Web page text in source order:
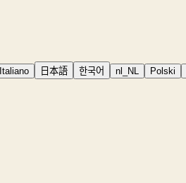
Italiano 日本語 한국어 nl_NL Polski